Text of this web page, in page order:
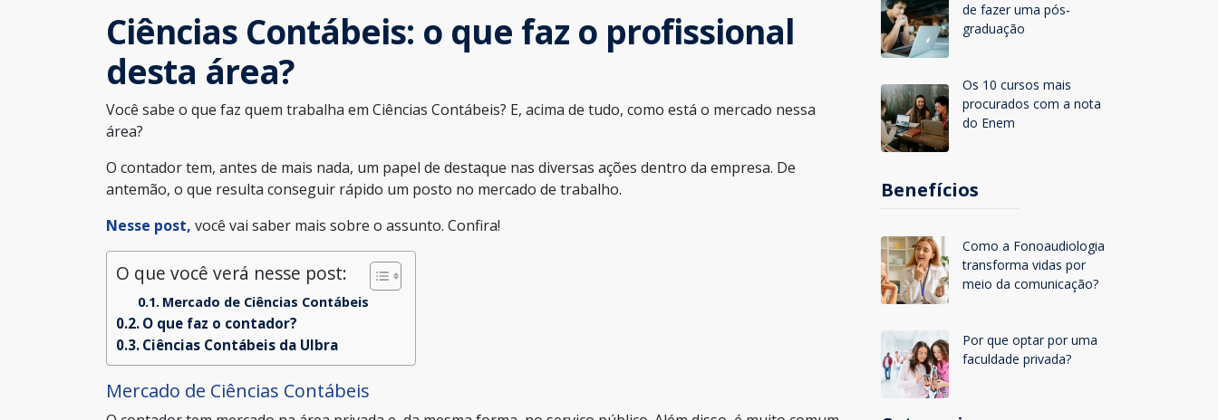
Ciências Contábeis: o que faz o profissional
desta área?
Você sabe o que faz quem trabalha em Ciências Contábeis? E, acima de tudo, como está o mercado nessa
área?
O contador tem, antes de mais nada, um papel de destaque nas diversas ações dentro da empresa. De
antemão, o que resulta conseguir rápido um posto no mercado de trabalho.
Nesse post, você vai saber mais sobre o assunto. Confira!
O que você verá nesse post:
Mercado de Ciências Contábeis
O que faz o contador?
Ciências Contábeis da Ulbra
Mercado de Ciências Contábeis
de fazer uma pós-
graduação
Os 10 cursos mais
procurados com a nota
do Enem
Benefícios
Como a Fonoaudiologia
transforma vidas por
meio da comunicação?
Por que optar por uma
faculdade privada?